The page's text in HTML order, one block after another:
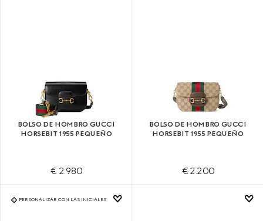
BOLSO DE HOMBRO GUCCI
HORSEBIT 1955 PEQUEÑO
€ 2.980
BOLSO DE HOMBRO GUCCI
HORSEBIT 1955 PEQUEÑO
€ 2.200
PERSONALIZAR CON LAS INICIALES